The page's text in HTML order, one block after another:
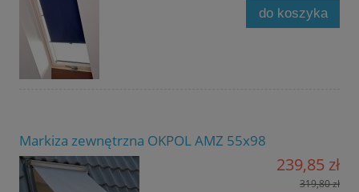
do koszyka
Markiza zewnętrzna OKPOL AMZ 55x98
239,85 zł
319,80 zł